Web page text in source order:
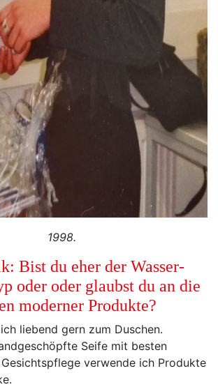
1998.
Bist du eher der Wasser-
oder oder glaubst du an die
moderner Produkte?
liebend gern zum Duschen.
Seife mit besten
verwende ich Produkte